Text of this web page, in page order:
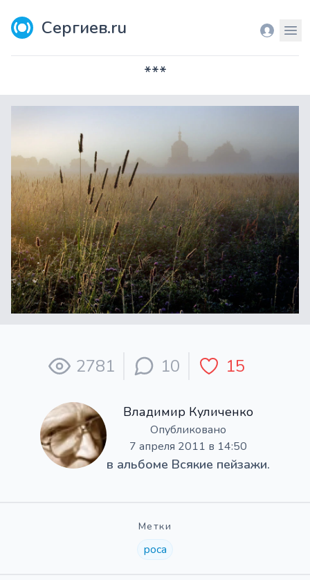
Сергиев.ru Вход
***
2781 10 15
Владимир Куличенко
Опубликовано
7 апреля 2011 в 14:50
в альбоме Всякие пейзажи.
Метки
роса